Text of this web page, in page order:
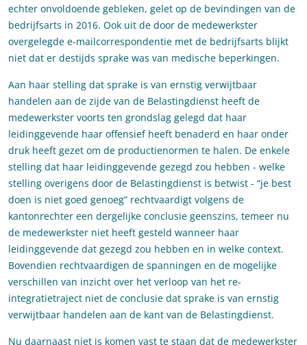
echter onvoldoende gebleken, gelet op de bevindingen van de
bedrijfsarts in 2016. Ook uit de door de medewerkster
overgelegde e-mailcorrespondentie met de bedrijfsarts blijkt
niet dat er destijds sprake was van medische beperkingen.
Aan haar stelling dat sprake is van ernstig verwijtbaar
handelen aan de zijde van de Belastingdienst heeft de
medewerkster voorts ten grondslag gelegd dat haar
leidinggevende haar offensief heeft benaderd en haar onder
druk heeft gezet om de productienormen te halen. De enkele
stelling dat haar leidinggevende gezegd zou hebben - welke
stelling overigens door de Belastingdienst is betwist - “je best
doen is niet goed genoeg” rechtvaardigt volgens de
kantonrechter een dergelijke conclusie geenszins, temeer nu
de medewerkster niet heeft gesteld wanneer haar
leidinggevende dat gezegd zou hebben en in welke context.
Bovendien rechtvaardigen de spanningen en de mogelijke
verschillen van inzicht over het verloop van het re-
integratietraject niet de conclusie dat sprake is van ernstig
verwijtbaar handelen aan de kant van de Belastingdienst.
Nu daarnaast niet is komen vast te staan dat de medewerkster